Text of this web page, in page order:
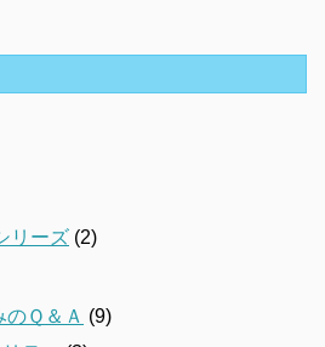
リーズ (2)
Ｑ＆Ａ (9)